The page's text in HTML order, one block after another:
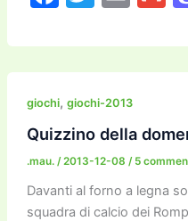
c
e
b
o
o
k
itt
er
ai
l
ai
l
giochi, giochi-2013
Quizzino della
.mau. /2013-12-08 / 5
Davanti al forno a legna
squadra di calcio dei